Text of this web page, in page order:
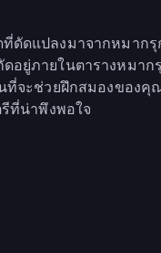
ดัดแปลงมาจากหมากรุ
อยู่ภายในตารางหมาก
ที่จะช่วยฝึกสมองของคุ
ที่น่าพึงพอใจ